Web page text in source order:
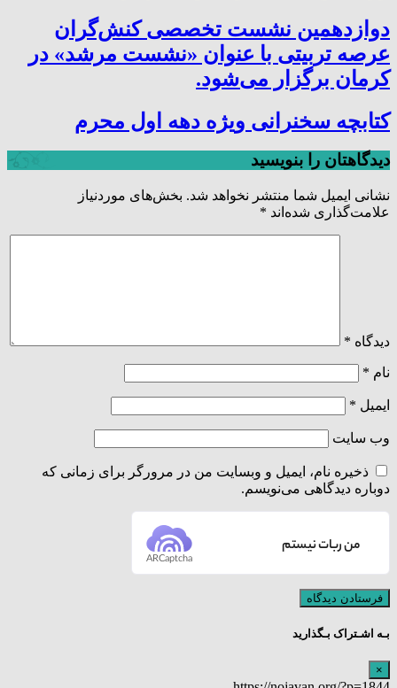
دوازدهمین نشست تخصصی کنش‌گران
عرصه تربیتی با عنوان «نشست مرشد» در
کرمان برگزار می‌شود.
کتابچه سخنرانی ویژه دهه اول محرم
دیدگاهتان را بنویسید
نشانی ایمیل شما منتشر نخواهد شد. بخش‌های موردنیاز
علامت‌گذاری شده‌اند *
دیدگاه *
نام *
ایمیل *
وب‌ سایت
ذخیره نام، ایمیل و وبسایت من در مرورگر برای زمانی که
دوباره دیدگاهی می‌نویسم.
من ربات نیستم
ARCaptcha
بـه اشـتراک بـگذارید
×